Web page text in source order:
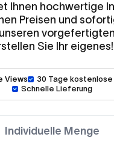
Ihnen hochwertige
Preisen und
Sie Ihr eigenes!
Views
30 Tage kostenlose
Schnelle Lieferung
Individuelle Menge